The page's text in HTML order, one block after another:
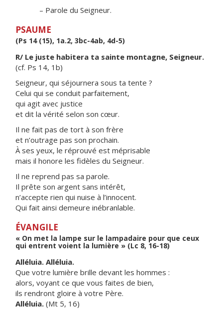
– Parole du Seigneur.
PSAUME
(Ps 14 (15), 1a.2, 3bc-4ab, 4d-5)
R/ Le juste habitera ta sainte montagne, Seigneur.
(cf. Ps 14, 1b)
Seigneur, qui séjournera sous ta tente ?
Celui qui se conduit parfaitement,
qui agit avec justice
et dit la vérité selon son cœur.
Il ne fait pas de tort à son frère
et n’outrage pas son prochain.
À ses yeux, le réprouvé est méprisable
mais il honore les fidèles du Seigneur.
Il ne reprend pas sa parole.
Il prête son argent sans intérêt,
n’accepte rien qui nuise à l’innocent.
Qui fait ainsi demeure inébranlable.
ÉVANGILE
« On met la lampe sur le lampadaire pour que ceux
qui entrent voient la lumière » (Lc 8, 16-18)
Alléluia. Alléluia.
Que votre lumière brille devant les hommes :
alors, voyant ce que vous faites de bien,
ils rendront gloire à votre Père.
Alléluia. (Mt 5, 16)